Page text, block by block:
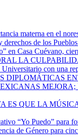
materna en el
de los
en Casa Cuévano,
LA
con una
DIPLOMÁTICAS
ES QUE LA
“Yo Puedo” para
de Género para